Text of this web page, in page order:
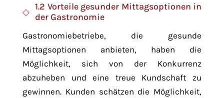
1.2 Vorteile gesunder Mittagsoptionen in
der Gastronomie
Gastronomiebetriebe, die gesunde
Mittagsoptionen anbieten, haben die
Möglichkeit, sich von der Konkurrenz
abzuheben und eine treue Kundschaft zu
gewinnen. Kunden schätzen die Möglichkeit,